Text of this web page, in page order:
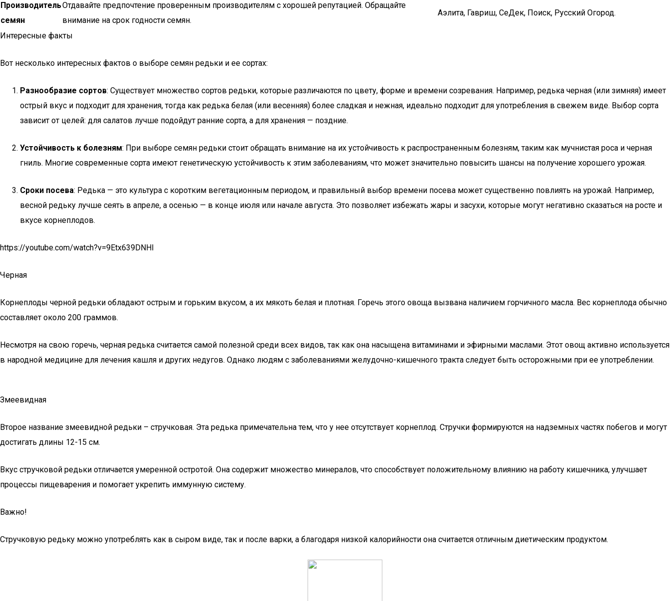
Производитель
семян
Отдавайте предпочтение проверенным производителям с хорошей репутацией. Обращайте
внимание на срок годности семян.
Аэлита, Гавриш, СеДек, Поиск, Русский Огород.
Интересные факты
Вот несколько интересных фактов о выборе семян редьки и ее сортах:
Разнообразие сортов: Существует множество сортов редьки, которые различаются по цвету, форме и времени созревания. Например, редька черная (или зимняя) имеет
острый вкус и подходит для хранения, тогда как редька белая (или весенняя) более сладкая и нежная, идеально подходит для употребления в свежем виде. Выбор сорта
зависит от целей: для салатов лучше подойдут ранние сорта, а для хранения — поздние.
Устойчивость к болезням: При выборе семян редьки стоит обращать внимание на их устойчивость к распространенным болезням, таким как мучнистая роса и черная
гниль. Многие современные сорта имеют генетическую устойчивость к этим заболеваниям, что может значительно повысить шансы на получение хорошего урожая.
Сроки посева: Редька — это культура с коротким вегетационным периодом, и правильный выбор времени посева может существенно повлиять на урожай. Например,
весной редьку лучше сеять в апреле, а осенью — в конце июля или начале августа. Это позволяет избежать жары и засухи, которые могут негативно сказаться на росте и
вкусе корнеплодов.
https://youtube.com/watch?v=9Etx639DNHI
Черная
Корнеплоды черной редьки обладают острым и горьким вкусом, а их мякоть белая и плотная. Горечь этого овоща вызвана наличием горчичного масла. Вес корнеплода обычно
составляет около 200 граммов.
Несмотря на свою горечь, черная редька считается самой полезной среди всех видов, так как она насыщена витаминами и эфирными маслами. Этот овощ активно используется
в народной медицине для лечения кашля и других недугов. Однако людям с заболеваниями желудочно-кишечного тракта следует быть осторожными при ее употреблении.
Змеевидная
Второе название змеевидной редьки – стручковая. Эта редька примечательна тем, что у нее отсутствует корнеплод. Стручки формируются на надземных частях побегов и могут
достигать длины 12-15 см.
Вкус стручковой редьки отличается умеренной остротой. Она содержит множество минералов, что способствует положительному влиянию на работу кишечника, улучшает
процессы пищеварения и помогает укрепить иммунную систему.
Важно!
Стручковую редьку можно употреблять как в сыром виде, так и после варки, а благодаря низкой калорийности она считается отличным диетическим продуктом.